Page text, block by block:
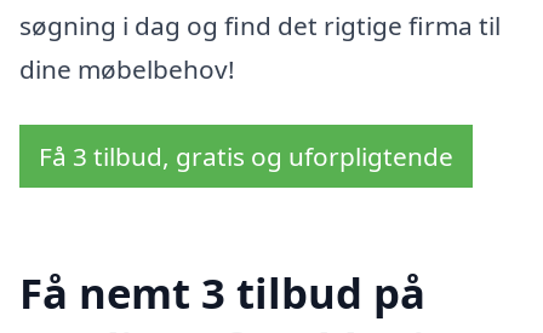
søgning i dag og find det rigtige firma til
dine møbelbehov!
Få 3 tilbud, gratis og uforpligtende
Få nemt 3 tilbud på